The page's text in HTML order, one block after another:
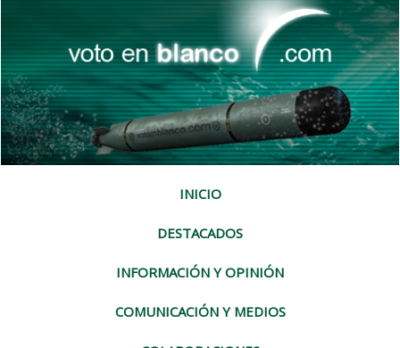
INICIO
DESTACADOS
INFORMACIÓN Y OPINIÓN
COMUNICACIÓN Y MEDIOS